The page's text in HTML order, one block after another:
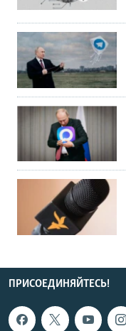
ПРИСОЕДИНЯЙТЕСЬ!